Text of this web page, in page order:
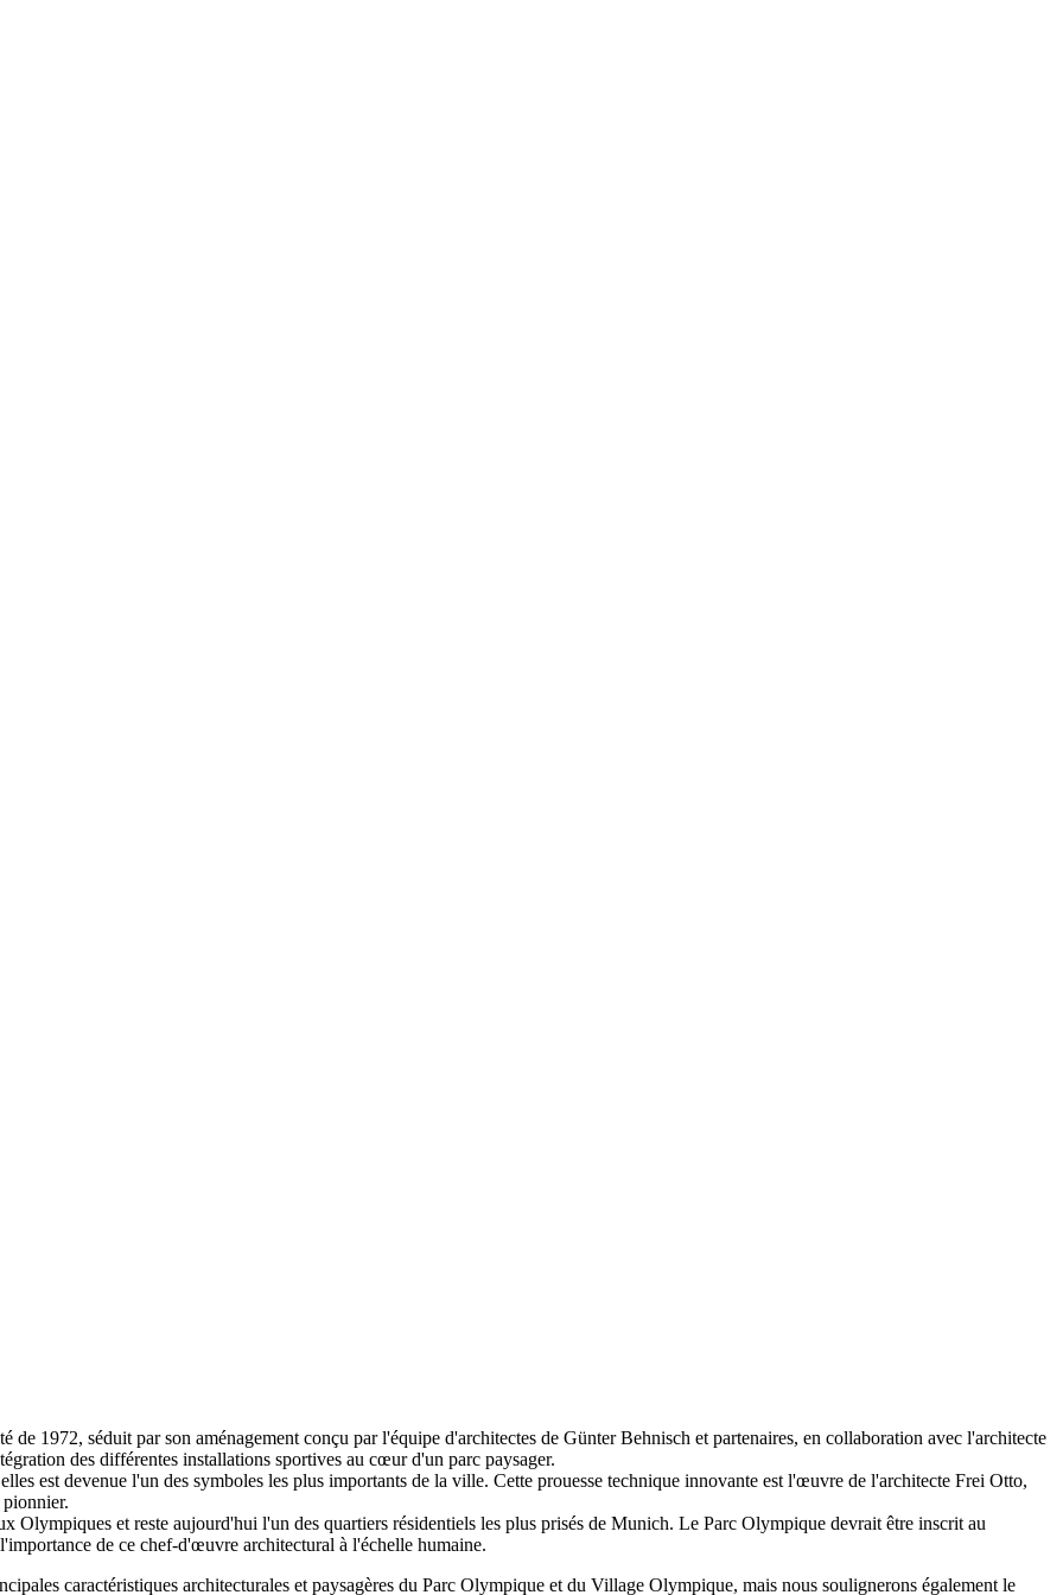
1972, séduit par son aménagement conçu par l'équipe d'architectes de Günter Behnisch et partenaires, en collaboration avec l'architecte
des différentes installations sportives au cœur d'un parc paysager.
est devenue l'un des symboles les plus importants de la ville. Cette prouesse technique innovante est l'œuvre de l'architecte Frei Otto,
Olympiques et reste aujourd'hui l'un des quartiers résidentiels les plus prisés de Munich. Le Parc Olympique devrait être inscrit au
de ce chef-d'œuvre architectural à l'échelle humaine.
caractéristiques architecturales et paysagères du Parc Olympique et du Village Olympique, mais nous soulignerons également le